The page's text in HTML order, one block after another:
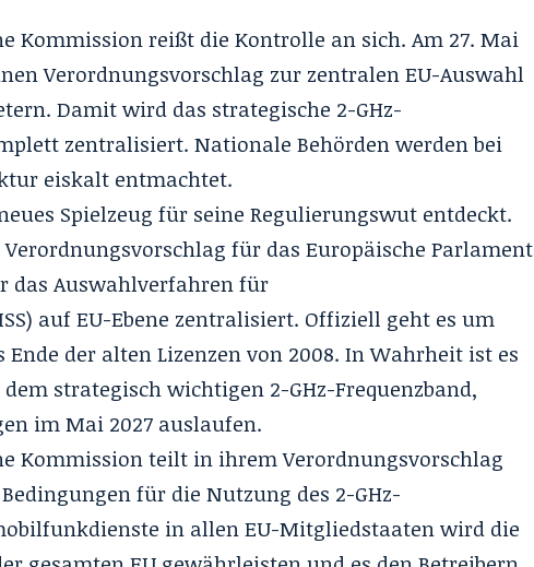
Kommission reißt die Kontrolle an sich. Am 27. Mai
Verordnungsvorschlag zur zentralen EU-Auswahl
Damit wird das strategische 2-GHz-
zentralisiert. Nationale Behörden werden bei
eiskalt entmachtet.
Spielzeug für seine Regulierungswut entdeckt.
für das Europäische Parlament
das Auswahlverfahren für
auf EU-Ebene zentralisiert. Offiziell geht es um
der alten Lizenzen von 2008. In Wahrheit ist es
strategisch wichtigen 2-GHz-Frequenzband,
im Mai 2027 auslaufen.
Kommission teilt in ihrem Verordnungsvorschlag
für die Nutzung des 2-GHz-
in allen EU-Mitgliedstaaten wird die